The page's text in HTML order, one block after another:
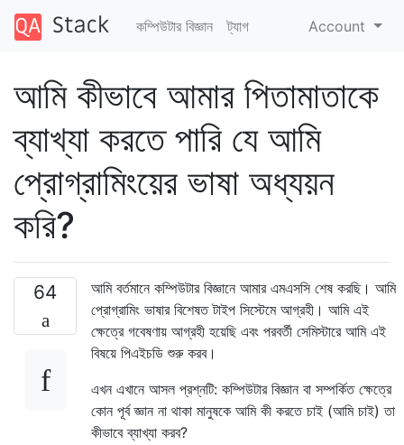
কম্পিউটার বিজ্ঞান ট্যাগ Account
আমি কীভাবে আমার পিতামাতাকে
ব্যাখ্যা করতে পারি যে আমি
প্রোগ্রামিংয়ের ভাষা অধ্যয়ন
করি?
64
আমি বর্তমানে কম্পিউটার বিজ্ঞানে আমার এমএসসি শেষ করছি। আমি
প্রোগ্রামিং ভাষার বিশেষত টাইপ সিস্টেমে আগ্রহী। আমি এই
ক্ষেত্রে গবেষণায় আগ্রহী হয়েছি এবং পরবর্তী সেমিস্টারে আমি এই
বিষয়ে পিএইচডি শুরু করব।
এখন এখানে আসল প্রশ্নটি: কম্পিউটার বিজ্ঞান বা সম্পর্কিত ক্ষেত্রে
কোন পূর্ব জ্ঞান না থাকা মানুষকে আমি কী করতে চাই (আমি চাই) তা
কীভাবে ব্যাখ্যা করব?